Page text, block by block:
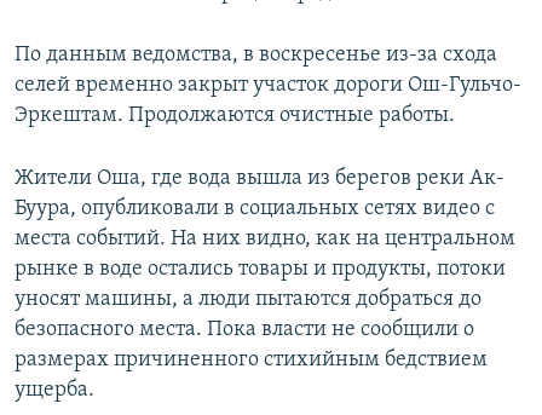
По данным ведомства, в воскресенье из-за схода
селей временно закрыт участок дороги Ош-Гульчо-
Эркештам. Продолжаются очистные работы.
Жители Оша, где вода вышла из берегов реки Ак-
Буура, опубликовали в социальных сетях видео с
места событий. На них видно, как на центральном
рынке в воде остались товары и продукты, потоки
уносят машины, а люди пытаются добраться до
безопасного места. Пока власти не сообщили о
размерах причиненного стихийным бедствием
ущерба.